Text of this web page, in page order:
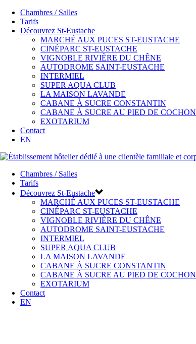
Chambres / Salles
Tarifs
Découvrez St-Eustache
MARCHÉ AUX PUCES ST-EUSTACHE
CINÉPARC ST-EUSTACHE
VIGNOBLE RIVIÈRE DU CHÊNE
AUTODROME SAINT-EUSTACHE
INTERMIEL
SUPER AQUA CLUB
LA MAISON LAVANDE
CABANE À SUCRE CONSTANTIN
CABANE À SUCRE AU PIED DE COCHON
EXOTARIUM
Contact
EN
Chambres / Salles
Tarifs
Découvrez St-Eustache
MARCHÉ AUX PUCES ST-EUSTACHE
CINÉPARC ST-EUSTACHE
VIGNOBLE RIVIÈRE DU CHÊNE
AUTODROME SAINT-EUSTACHE
INTERMIEL
SUPER AQUA CLUB
LA MAISON LAVANDE
CABANE À SUCRE CONSTANTIN
CABANE À SUCRE AU PIED DE COCHON
EXOTARIUM
Contact
EN